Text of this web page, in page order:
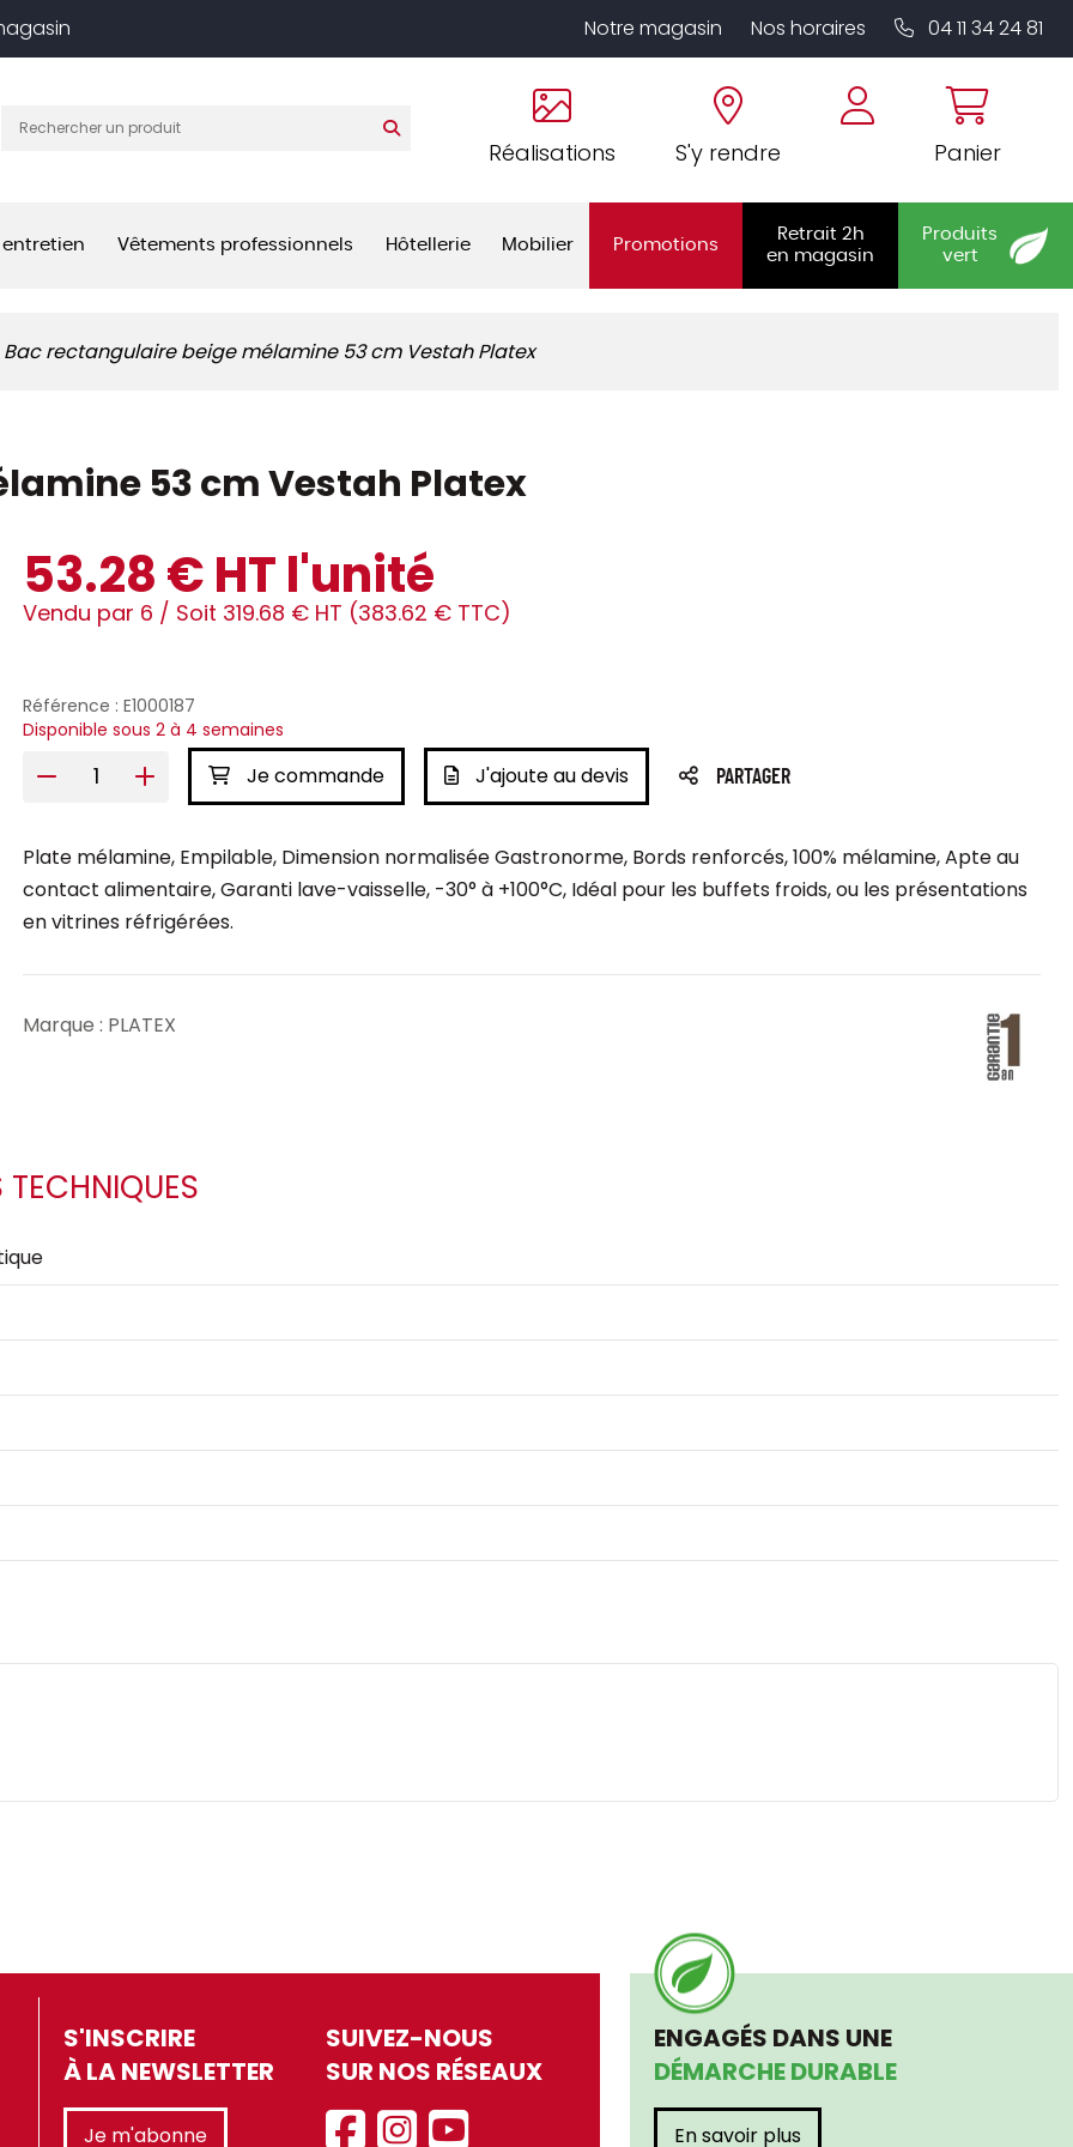
Notre magasin Nos horaires 04 11 34 24 81
Réalisations S'y rendre Panier
entretien Vêtements professionnels Hôtellerie Mobilier Promotions
Retrait 2h
en magasin
Produits
vert
Bac rectangulaire beige mélamine 53 cm Vestah Platex
53 cm Vestah Platex
53.28 € HT l'unité
Vendu par 6 / Soit 319.68 € HT (383.62 € TTC)
Référence : E1000187
Disponible sous 2 à 4 semaines
Je commande J'ajoute au devis PARTAGER
Plate mélamine, Empilable, Dimension normalisée Gastronorme, Bords renforcés, 100% mélamine, Apte au
contact alimentaire, Garanti lave-vaisselle, -30° à +100°C, Idéal pour les buffets froids, ou les présentations
en vitrines réfrigérées.
Marque : PLATEX
S'INSCRIRE
À LA NEWSLETTER
Je m'abonne
SUIVEZ-NOUS
SUR NOS RÉSEAUX
ENGAGÉS DANS UNE
DÉMARCHE DURABLE
En savoir plus